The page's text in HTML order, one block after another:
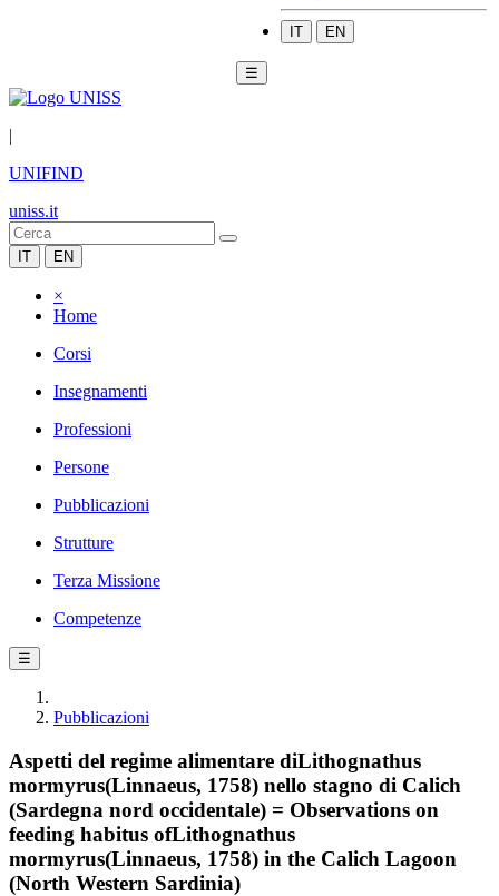
IT EN
☰
|
UNIFIND
uniss.it
IT EN
×
Home
Corsi
Insegnamenti
Professioni
Persone
Pubblicazioni
Strutture
Terza Missione
Competenze
☰
Pubblicazioni
Aspetti del regime alimentare diLithognathus
mormyrus(Linnaeus, 1758) nello stagno di Calich
(Sardegna nord occidentale) = Observations on
feeding habitus ofLithognathus
mormyrus(Linnaeus, 1758) in the Calich Lagoon
(North Western Sardinia)